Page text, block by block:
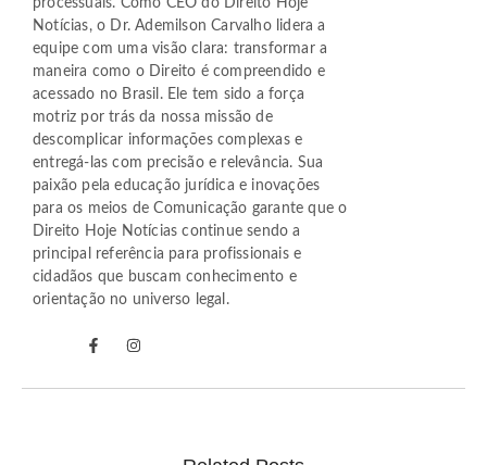
processuais. Como CEO do Direito Hoje
Notícias, o Dr. Ademilson Carvalho lidera a
equipe com uma visão clara: transformar a
maneira como o Direito é compreendido e
acessado no Brasil. Ele tem sido a força
motriz por trás da nossa missão de
descomplicar informações complexas e
entregá-las com precisão e relevância. Sua
paixão pela educação jurídica e inovações
para os meios de Comunicação garante que o
Direito Hoje Notícias continue sendo a
principal referência para profissionais e
cidadãos que buscam conhecimento e
orientação no universo legal.